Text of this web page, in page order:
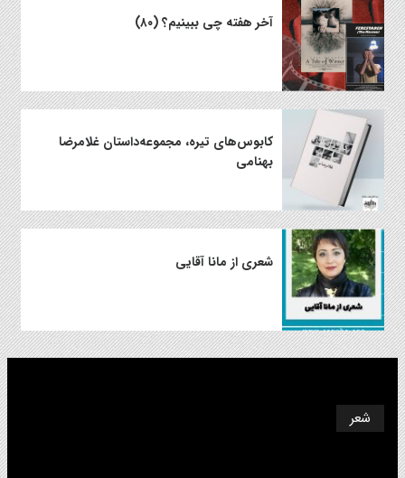
آخر هفته چی ببینیم؟ (۸۰)
کابوس‌های تیره، مجموعه‌داستان غلامرضا
بهنامی
شعری از مانا آقایی
شعر